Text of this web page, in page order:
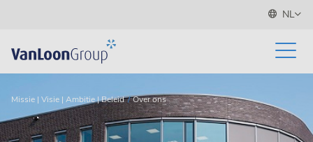
NL
Missie | Visie | Ambitie | Beleid Over ons